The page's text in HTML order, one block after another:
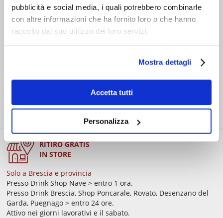
pubblicità e social media, i quali potrebbero combinarle
con altre informazioni che ha fornito loro o che hanno
raccolto dal suo utilizzo dei loro servizi.
Mostra dettagli
Accetta tutti
Personalizza
COSTI DI
SPEDIZIONE
Consegna standard > € 6,90
RITIRO GRATIS
IN STORE
Solo a Brescia e provincia
Presso Drink Shop Nave > entro 1 ora.
Presso Drink Brescia, Shop Poncarale, Rovato, Desenzano del
Garda, Puegnago > entro 24 ore.
Attivo nei giorni lavorativi e il sabato.